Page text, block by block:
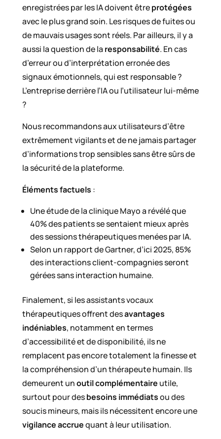
enregistrées par les IA doivent êtreprotégées
avec le plus grand soin. Les risques de fuites ou
de mauvais usages sont réels. Par ailleurs, il y a
aussi la question de la responsabilité. En cas
d’erreur ou d’interprétation erronée des
signaux émotionnels, qui est responsable ?
L’entreprise derrière l’IA ou l’utilisateur lui-même
?
Nous recommandons aux utilisateurs d’être
extrêmement vigilants et de ne jamais partager
d’informations trop sensibles sans être sûrs de
la sécurité de la plateforme.
Éléments factuels :
Une étude de la clinique Mayo a révélé que
40% des patients se sentaient mieux après
des sessions thérapeutiques menées par IA.
Selon un rapport de Gartner, d’ici 2025, 85%
des interactions client-compagnies seront
gérées sans interaction humaine.
Finalement, si les assistants vocaux
thérapeutiques offrent desavantages
indéniables, notamment en termes
d’accessibilité et de disponibilité, ils ne
remplacent pas encore totalement la finesse et
la compréhension d’un thérapeute humain. Ils
demeurent unoutil complémentaire utile,
surtout pour desbesoins immédiatsou des
soucis mineurs, mais ils nécessitent encore une
vigilance accruequant à leur utilisation.